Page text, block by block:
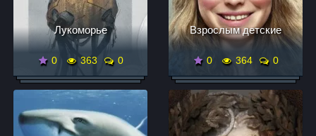
Лукоморье
0 363 0
Взрoслым детские
0 364 0